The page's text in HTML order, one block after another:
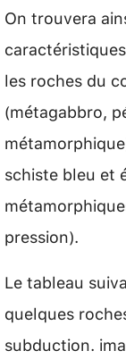
On trouvera
les roches du
(métagabbro,
schiste bleu et
pression).
Le tableau
quelques
subduction.